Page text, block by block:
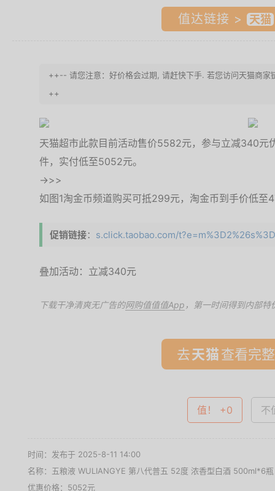
值达链接 >
++-- 请您注意：好价格会过期, 请赶快下手. 若您访问天猫商
++
天猫超市此款目前活动售价5582元，参与立减340元
件，实付低至5052元。
->>>
如图1淘金币频道购买可抵299元，淘金币到手价低
促销链接： s.click.taobao.com/
叠加活动：立减340元
下载干净清爽无广告的网购值值值App ，第一时间得到内部特
去 查看完
值！ +0 不
时间：发布于 2025-8-11 14:00
名称： 五粮液 WULIANGYE 第八代普五 52度 浓香型白酒 500ml*6瓶
优惠价格： 5052元